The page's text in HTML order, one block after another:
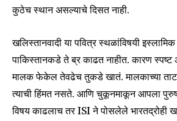
कुठेच स्थान असल्याचे दिसत नाही.
खलिस्तानवादी या पवित्र स्थळांविषयी
पाकिस्तानकडे ते ब्र काढत नाहीत. कारण
मालक फेकेल तेवढेच तुकडे खातं. मालकाच्या
त्याची हिंमत नसते. आणि चुकूनमाकून आपला
विषय काढलाच तर ISI ने पोसलेले भारतद्रोही